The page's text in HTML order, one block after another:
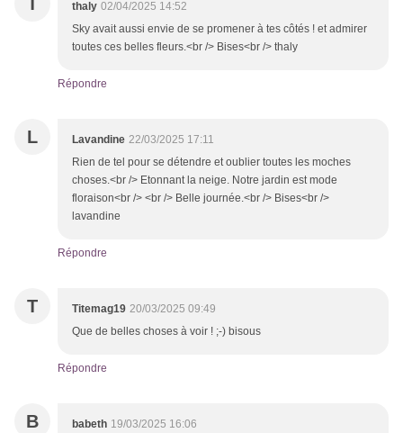
thaly 02/04/2025 14:52
Sky avait aussi envie de se promener à tes côtés ! et admirer
toutes ces belles fleurs.<br /> Bises<br /> thaly
Répondre
L Lavandine 22/03/2025 17:11
Rien de tel pour se détendre et oublier toutes les moches
choses.<br /> Etonnant la neige. Notre jardin est mode
floraison<br /> <br /> Belle journée.<br /> Bises<br />
lavandine
Répondre
T Titemag19 20/03/2025 09:49
Que de belles choses à voir ! ;-) bisous
Répondre
B babeth 19/03/2025 16:06